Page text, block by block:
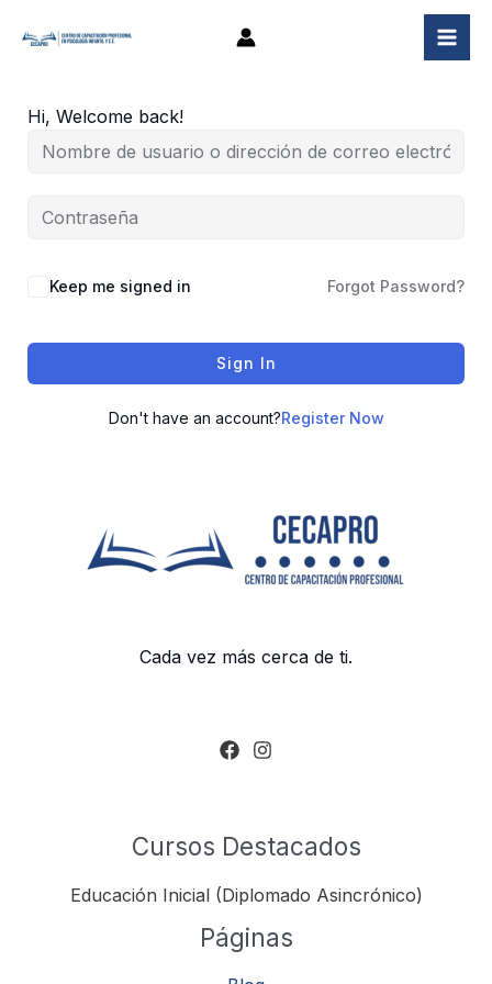
Hi, Welcome back!
Keep me signed in Forgot Password?
Sign In
Don't have an account?Register Now
Cada vez más cerca de ti.
Cursos Destacados
Educación Inicial (Diplomado Asincrónico)
Páginas